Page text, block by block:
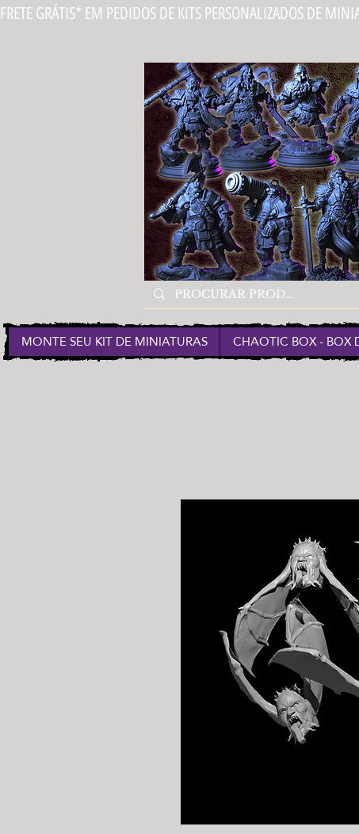
FRETE GRÁTIS* EM PEDIDOS DE KITS PERSONALIZADOS DE
MONTE SEU KIT DE MINIATURAS CHAOTIC BOX - BOX